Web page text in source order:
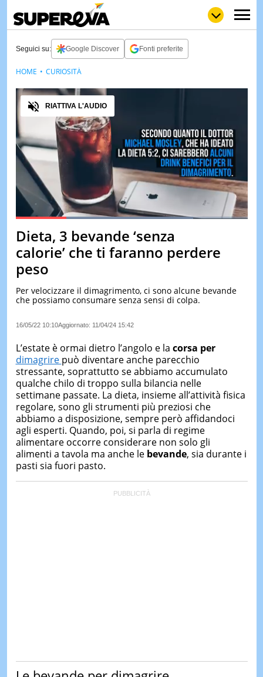
LOLGULP
LOVE
WOW
POP
NEWS
VIDEO
& TV
QUIZ
&
TEST
Seguici su: Google Discover Fonti preferite
Pause Unmute
Loaded:76.64%
Audio
RIATTIVA L'AUDIO
Dieta, 3 bevande ‘senza
calorie’ che ti faranno perdere
peso
Per velocizzare il dimagrimento, ci sono alcune bevande
che possiamo consumare senza sensi di colpa.
16/05/22 10:10Aggiornato: 11/04/24 15:42
HOME CURIOSITÀ
L’estate è ormai dietro l’angolo e la corsa per
dimagrire può diventare anche parecchio
stressante, soprattutto se abbiamo accumulato
qualche chilo di troppo sulla bilancia nelle
settimane passate. La dieta, insieme all’attività fisica
regolare, sono gli strumenti più preziosi che
abbiamo a disposizione, sempre però affidandoci
agli esperti. Quando, poi, si parla di regime
alimentare occorre considerare non solo gli
alimenti a tavola ma anche le bevande, sia durante i
pasti sia fuori pasto.